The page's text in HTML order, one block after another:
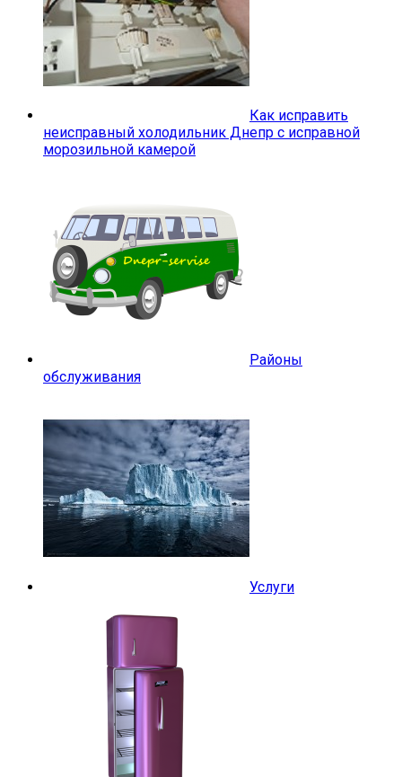
Как исправить
неисправный холодильник Днепр с исправной
морозильной камерой
Районы
обслуживания
Услуги